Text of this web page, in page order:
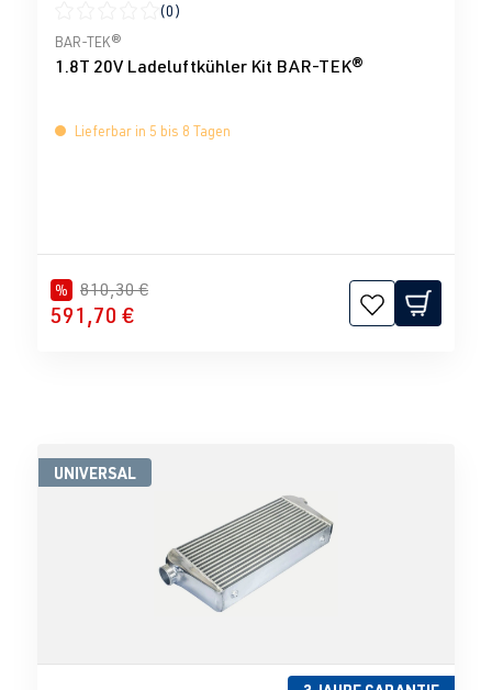
Durchschnittliche Bewertung von 0 von 5 Sternen
(0)
BAR-TEK®
1.8T 20V Ladeluftkühler Kit BAR-TEK®
Lieferbar in 5 bis 8 Tagen
% 810,30 €
591,70 €
UNIVERSAL